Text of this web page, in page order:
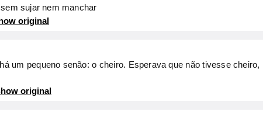
sujar nem manchar
original
um pequeno senão: o cheiro. Esperava que não tivesse
original